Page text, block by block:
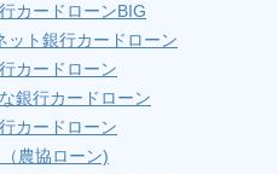
カードローンBIG
ット銀行カードローン
カードローン
銀行カードローン
カードローン
農協ローン)